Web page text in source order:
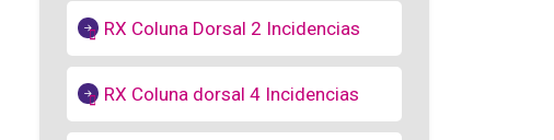
RX Coluna Dorsal 2 Incidencias
RX Coluna dorsal 4 Incidencias